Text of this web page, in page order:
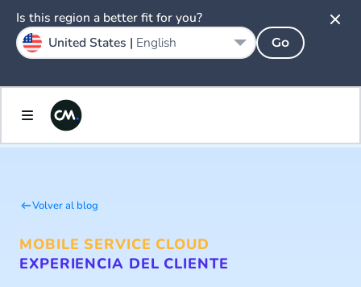
Volver al blog
MOBILE SERVICE CLOUD
EXPERIENCIA DEL CLIENTE
Is this region a better fit for you?
United States | English Go